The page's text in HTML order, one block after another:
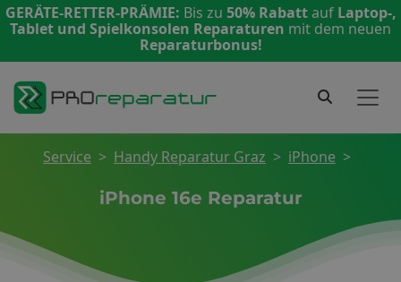
GERÄTE-RETTER-PRÄMIE: Bis zu 50% Rabattauf Laptop-,
Tablet und Spielkonsolen Reparaturen mit dem neuen
Reparaturbonus!
Service Handy Reparatur Graz iPhone
iPhone 16e Reparatur